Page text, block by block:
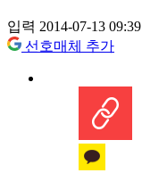
입력 2014-07-13 09:39
선호매체 추가